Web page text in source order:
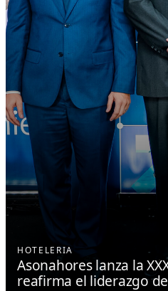
HOTELERIA
Asonahores lanza la
reafirma el liderazgo